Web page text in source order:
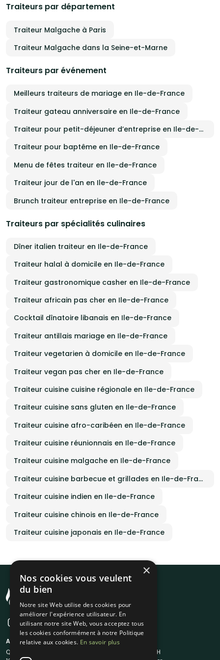
Traiteurs par département
Traiteur Malgache à Paris
Traiteur Malgache dans la Seine-et-Marne
Traiteurs par événement
Meilleurs traiteurs de mariage en Ile-de-France
Traiteur gateau anniversaire en Ile-de-France
Traiteur pour petit-déjeuner d’entreprise en Ile-de-France
Traiteur pour baptême en Ile-de-France
Menu de fêtes traiteur en Ile-de-France
Traiteur jour de l'an en Ile-de-France
Brunch traiteur entreprise en Ile-de-France
Traiteurs par spécialités culinaires
Dîner italien traiteur en Ile-de-France
Traiteur halal à domicile en Ile-de-France
Traiteur gastronomique casher en Ile-de-France
Traiteur africain pas cher en Ile-de-France
Cocktail dînatoire libanais en Ile-de-France
Traiteur antillais mariage en Ile-de-France
Traiteur vegetarien à domicile en Ile-de-France
Traiteur vegan pas cher en Ile-de-France
Traiteur cuisine cuisine régionale en Ile-de-France
Traiteur cuisine sans gluten en Ile-de-France
Traiteur cuisine afro-caribéen en Ile-de-France
Traiteur cuisine réunionnais en Ile-de-France
Traiteur cuisine malgache en Ile-de-France
Traiteur cuisine barbecue et grillades en Ile-de-France
Traiteur cuisine indien en Ile-de-France
Traiteur cuisine chinois en Ile-de-France
Traiteur cuisine japonais en Ile-de-France
A propos
Qui sommes-nous ?
Liens utiles
Traiteur en 48H
×
Nos cookies vous veulent
du bien
Notre site Web utilise des cookies pour
améliorer l'expérience utilisateur. En
utilisant notre site Web, vous acceptez tous
les cookies conformément à notre Politique
relative aux cookies. En savoir plus